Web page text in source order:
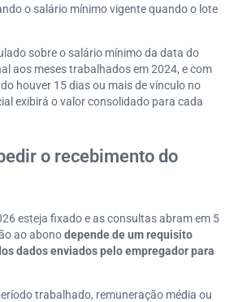
o salário mínimo vigente quando o lote
sobre o salário mínimo da data do
aos meses trabalhados em 2024, e com
houver 15 dias ou mais de vínculo no
exibirá o valor consolidado para cada
o recebimento do
esteja fixado e as consultas abram em 5
ao abonodepende de um requisito
dados enviados pelo empregador para
trabalhado, remuneração média ou